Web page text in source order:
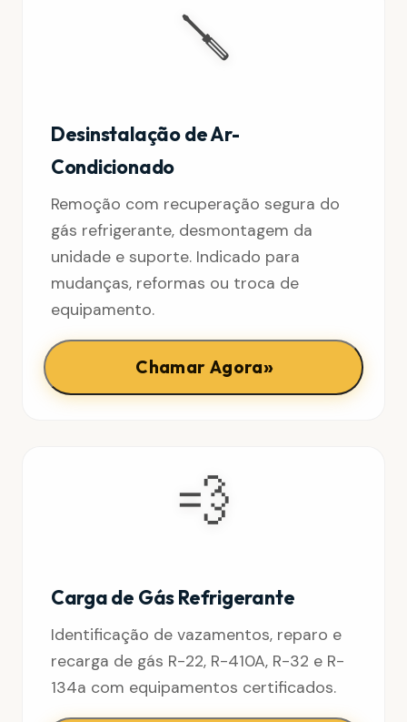
🪛
Desinstalação de Ar-
Condicionado
Remoção com recuperação segura do
gás refrigerante, desmontagem da
unidade e suporte. Indicado para
mudanças, reformas ou troca de
equipamento.
Chamar Agora»
💨
Carga de Gás Refrigerante
Identificação de vazamentos, reparo e
recarga de gás R-22, R-410A, R-32 e R-
134a com equipamentos certificados.